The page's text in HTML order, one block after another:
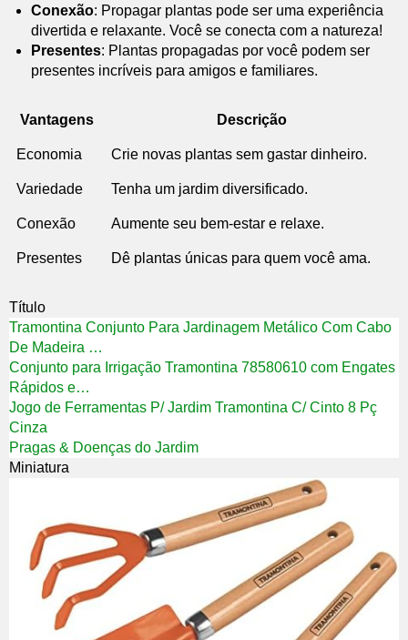
Conexão: Propagar plantas pode ser uma experiência
divertida e relaxante. Você se conecta com a natureza!
Presentes: Plantas propagadas por você podem ser
presentes incríveis para amigos e familiares.
Vantagens Descrição
Economia Crie novas plantas sem gastar dinheiro.
Variedade Tenha um jardim diversificado.
Conexão Aumente seu bem-estar e relaxe.
Presentes Dê plantas únicas para quem você ama.
Título
Tramontina Conjunto Para Jardinagem Metálico Com Cabo
De Madeira …
Conjunto para Irrigação Tramontina 78580610 com Engates
Rápidos e…
Jogo de Ferramentas P/ Jardim Tramontina C/ Cinto 8 Pç
Cinza
Pragas & Doenças do Jardim
Miniatura